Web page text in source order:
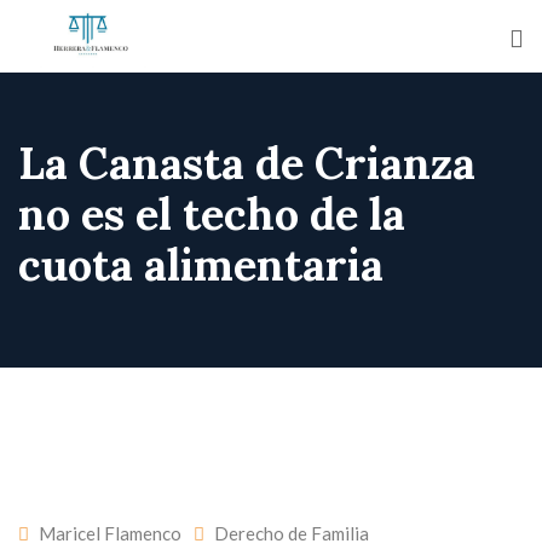
La Canasta de Crianza
no es el techo de la
cuota alimentaria
Maricel Flamenco Derecho de Familia